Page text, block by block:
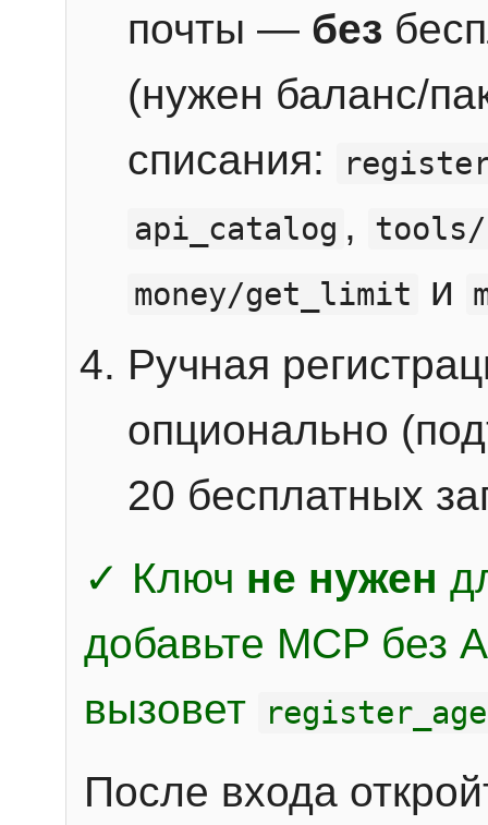
почты — без
(нужен баланс/
списания:
api_catalog ,
money/get_limit
и
Ручная
опционально
20 бесплатных
✓ Ключ не нужен
добавьте MCP без
вызовет
После входа